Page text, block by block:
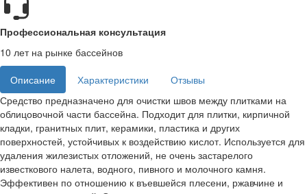
Профессиональная консультация
10 лет на рынке бассейнов
Описание
Характеристики
Отзывы
Средство предназначено для очистки швов между плитками на
облицовочной части бассейна. Подходит для плитки, кирпичной
кладки, гранитных плит, керамики, пластика и других
поверхностей, устойчивых к воздействию кислот. Используется для
удаления жилезистых отложений, не очень застарелого
известкового налета, водного, пивного и молочного камня.
Эффективен по отношению к въевшейся плесени, ржавчине и